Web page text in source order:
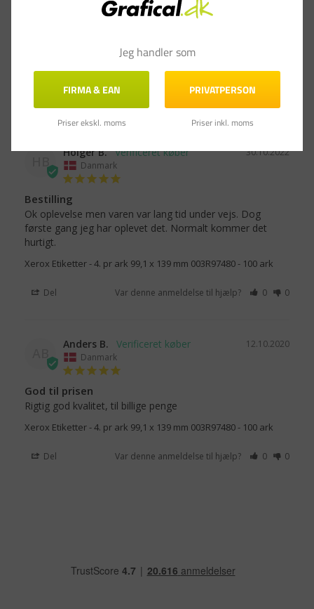
Alt var som den skal, var billigt forhold til andre
Print selv etiketter Xerox - 4. pr ark 99,1 x 139 mm 003R97480 -
30.10.2022
Holger B.
Danmark
Bestilling
Ok oplevelse men varen var lang tid under vejs. Dog
første gang jeg har oplevet det. Normalt kommer det
hurtigt.
Xerox Etiketter - 4. pr ark 99,1 x 139 mm 003R97480 - 100 ark
Del Var denne anmeldelse til hjælp? 0 0
12.10.2020
Anders B.
Danmark
God til prisen
Rigtig god kvalitet, til billige penge
Xerox Etiketter - 4. pr ark 99,1 x 139 mm 003R97480 - 100 ark
Del Var denne anmeldelse til hjælp? 0 0
Jeg handler som
FIRMA & EAN
Priser ekskl. moms
PRIVATPERSON
Priser inkl. moms